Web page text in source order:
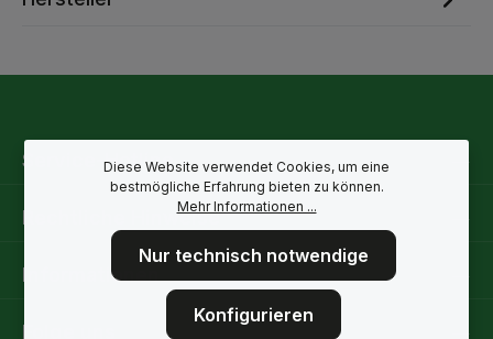
Service-Hotline
Rechtliche Hinweise
Informationen
Folge uns
Diese Website verwendet Cookies, um eine
bestmögliche Erfahrung bieten zu können.
Mehr Informationen ...
Nur technisch notwendige
Konfigurieren